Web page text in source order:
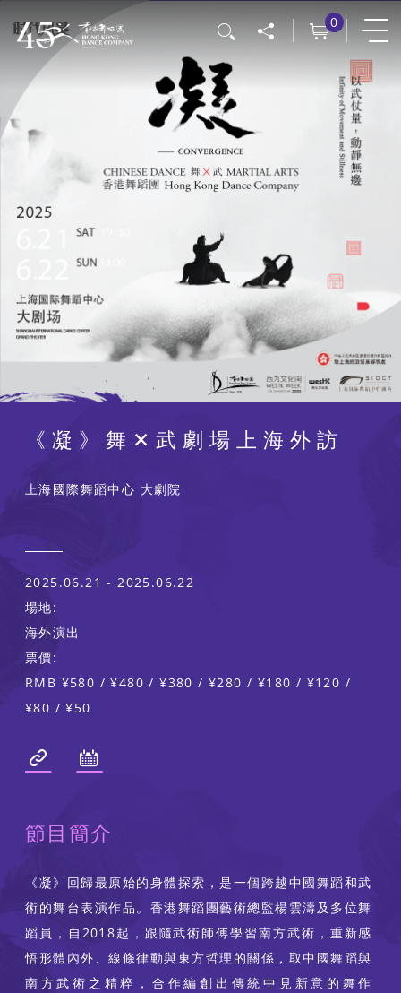
至
容
0
《凝》舞✕武劇場上海外訪
上海國際舞蹈中心 大劇院
2025.06.21 - 2025.06.22
場地:
海外演出
票價:
RMB ¥580 / ¥480 / ¥380 / ¥280 / ¥180 / ¥120 /
¥80 / ¥50
節目簡介
《凝》回歸最原始的身體探索，是一個跨越中國舞蹈和武
術的舞台表演作品。香港舞蹈團藝術總監楊雲濤及多位舞
蹈員，自2018起，跟隨武術師傅學習南方武術，重新感
悟形體內外、線條律動與東方哲理的關係，取中國舞蹈與
南方武術之精粹，合作編創出傳統中見新意的舞作